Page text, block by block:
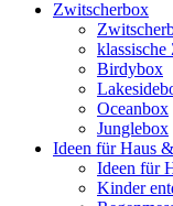
Zwitscherbox
Birdybox
Oceanbox
Junglebox
Ideen für Haus
Ideen für
Kinder